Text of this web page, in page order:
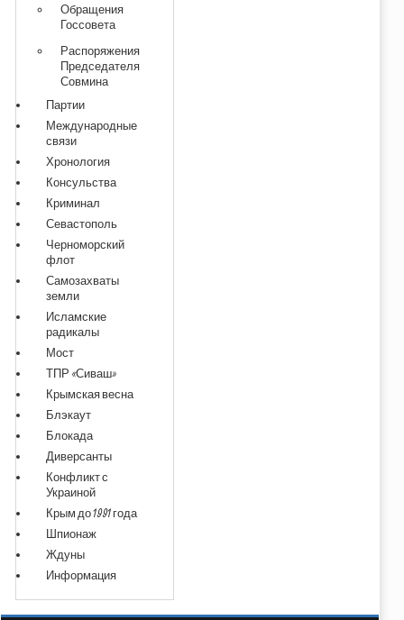
Обращения
Госсовета
Распоряжения
Председателя
Совмина
Партии
Международные
связи
Хронология
Консульства
Криминал
Севастополь
Черноморский
флот
Самозахваты
земли
Исламские
радикалы
Мост
ТПР «Сиваш»
Крымская весна
Блэкаут
Блокада
Диверсанты
Конфликт с
Украиной
Крым до 1991 года
Шпионаж
Ждуны
Информация